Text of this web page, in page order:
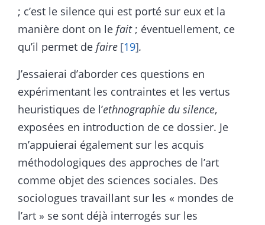
; c’est le silence qui est porté sur eux et la
manière dont on le fait; éventuellement, ce
qu’il permet de faire 19 .
J’essaierai d’aborder ces questions en
expérimentant les contraintes et les vertus
heuristiques de l’ethnographie du silence,
exposées en introduction de ce dossier. Je
m’appuierai également sur les acquis
méthodologiques des approches de l’art
comme objet des sciences sociales. Des
sociologues travaillant sur les « mondes de
l’art » se sont déjà interrogés sur les